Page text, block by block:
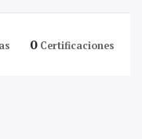
0 Certificaciones